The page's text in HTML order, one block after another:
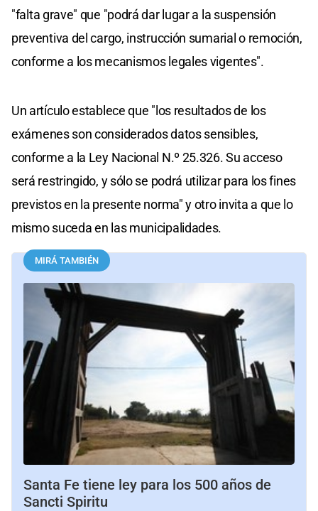
"falta grave" que "podrá dar lugar a la suspensión
preventiva del cargo, instrucción sumarial o remoción,
conforme a los mecanismos legales vigentes".
Un artículo establece que "los resultados de los
exámenes son considerados datos sensibles,
conforme a la Ley Nacional N.º 25.326. Su acceso
será restringido, y sólo se podrá utilizar para los fines
previstos en la presente norma" y otro invita a que lo
mismo suceda en las municipalidades.
MIRÁ TAMBIÉN
Santa Fe tiene ley para los 500 años de
Sancti Spiritu